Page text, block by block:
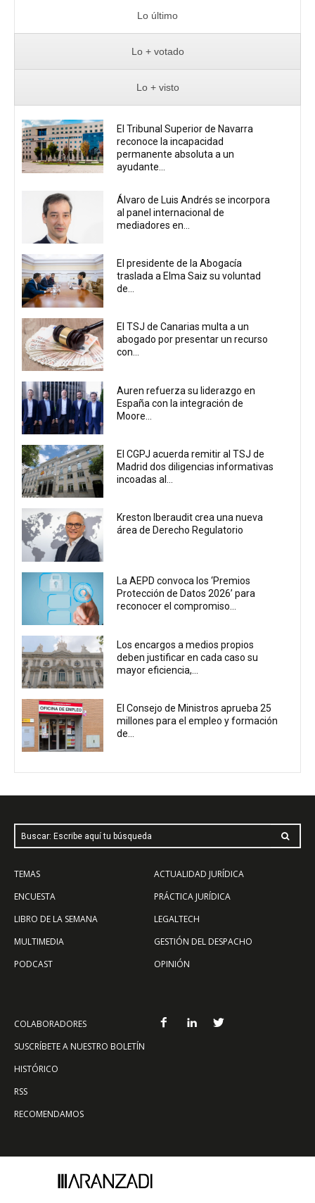
Lo último
Lo + votado
Lo + visto
El Tribunal Superior de Navarra
reconoce la incapacidad
permanente absoluta a un
ayudante...
Álvaro de Luis Andrés se incorpora
al panel internacional de
mediadores en...
El presidente de la Abogacía
traslada a Elma Saiz su voluntad
de...
El TSJ de Canarias multa a un
abogado por presentar un recurso
con...
Auren refuerza su liderazgo en
España con la integración de
Moore...
El CGPJ acuerda remitir al TSJ de
Madrid dos diligencias informativas
incoadas al...
Kreston Iberaudit crea una nueva
área de Derecho Regulatorio
La AEPD convoca los ‘Premios
Protección de Datos 2026’ para
reconocer el compromiso...
Los encargos a medios propios
deben justificar en cada caso su
mayor eficiencia,...
El Consejo de Ministros aprueba 25
millones para el empleo y formación
de...
Buscar: Escribe aquí tu búsqueda
TEMAS
ENCUESTA
LIBRO DE LA SEMANA
MULTIMEDIA
PODCAST
ACTUALIDAD JURÍDICA
PRÁCTICA JURÍDICA
LEGALTECH
GESTIÓN DEL DESPACHO
OPINIÓN
COLABORADORES
SUSCRÍBETE A NUESTRO BOLETÍN
HISTÓRICO
RSS
RECOMENDAMOS